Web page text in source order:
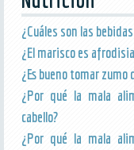
¿Cuáles son las
¿El marisco es
¿Es bueno tomar zumo
¿Por qué la mala
cabello?
¿Por qué la mala